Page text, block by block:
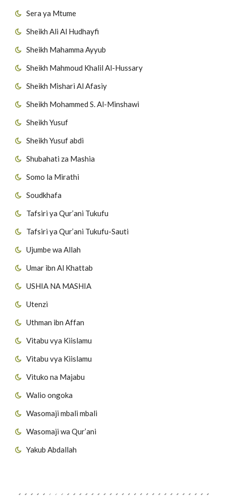
Sera ya Mtume
Sheikh Ali Al Hudhayfi
Sheikh Mahamma Ayyub
Sheikh Mahmoud Khalil Al-Hussary
Sheikh Mishari Al Afasiy
Sheikh Mohammed S. Al-Minshawi
Sheikh Yusuf
Sheikh Yusuf abdi
Shubahati za Mashia
Somo la Mirathi
Soudkhafa
Tafsiri ya Qur’ani Tukufu
Tafsiri ya Qur’ani Tukufu-Sauti
Ujumbe wa Allah
Umar ibn Al Khattab
USHIA NA MASHIA
Utenzi
Uthman ibn Affan
Vitabu vya Kiislamu
Vitabu vya Kiislamu
Vituko na Majabu
Walio ongoka
Wasomaji mbali mbali
Wasomaji wa Qur’ani
Yakub Abdallah